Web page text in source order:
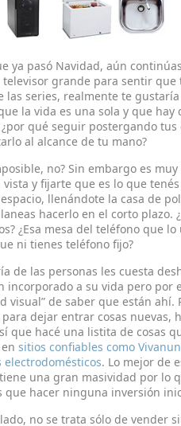
ya pasó Navidad, aún
grande para sentir que
las series, realmente te
la vida es una sola y que
qué seguir postergando
al alcance de tu mano?
no? Sin embargo es
vista y fijarte que es lo que
llenándote la casa de
hacerlo en el corto plazo.
¿Esa mesa del teléfono que
ni tienes teléfono fijo?
de las personas les cuesta
incorporado a su vida pero por
visual” de saber que están ahí.
dejar entrar cosas nuevas,
que hacé una listita de cosas
sitios confiables como
electrodomésticos. Lo mejor de
una gran masividad por lo
que hacer ninguna inversión
no se trata sólo de vender